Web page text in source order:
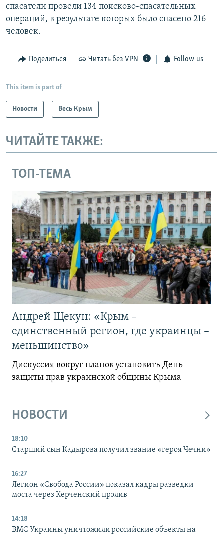
спасатели провели 134 поисково-спасательных
операций, в результате которых было спасено 216
человек.
Поделиться Читать без VPN Follow us
This item is part of
Новости Весь Крым
ЧИТАЙТЕ ТАКЖЕ:
ТОП-ТЕМА
Андрей Щекун: «Крым –
единственный регион, где украинцы –
меньшинство»
Дискуссия вокруг планов установить День
защиты прав украинской общины Крыма
НОВОСТИ
18:10
Старший сын Кадырова получил звание «героя Чечни»
16:27
Легион «Свобода России» показал кадры разведки
моста через Керченский пролив
14:18
ВМС Украины уничтожили российские объекты на